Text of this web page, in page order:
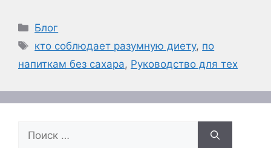
Рубрики
Блог
Метки
кто соблюдает разумную диету, по
напиткам без сахара, Руководство для тех
Поиск: